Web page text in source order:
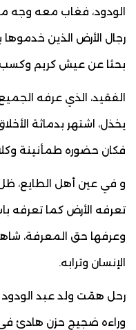
الودود، فغاب معه وجه
رجال الأرض الذين خدموها
بحثا عن عيش كريم وكسب
الفقيد، الذي عرفه
يخذل، اشتهر بدماثة
فكان حضوره طمأنينة
و في عين أهل الطايع،
تعرفه الأرض كما تعرفه
وعرفها حق المعرفة،
الإنسان وترابه.
رحل همّت ولد عبد
وراءه ضجيج حزنٍ هادئ